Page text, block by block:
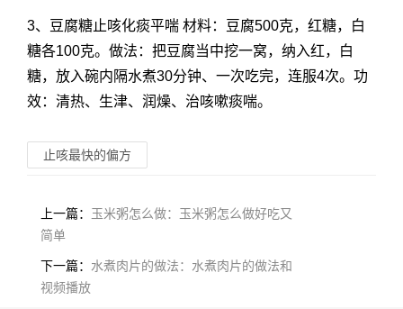
3、豆腐糖止咳化痰平喘 材料：豆腐500克，红糖，白
糖各100克。做法：把豆腐当中挖一窝，纳入红，白
糖，放入碗内隔水煮30分钟、一次吃完，连服4次。功
效：清热、生津、润燥、治咳嗽痰喘。
止咳最快的偏方
上一篇： 玉米粥怎么做：玉米粥怎么做好吃又
简单
下一篇： 水煮肉片的做法：水煮肉片的做法和
视频播放